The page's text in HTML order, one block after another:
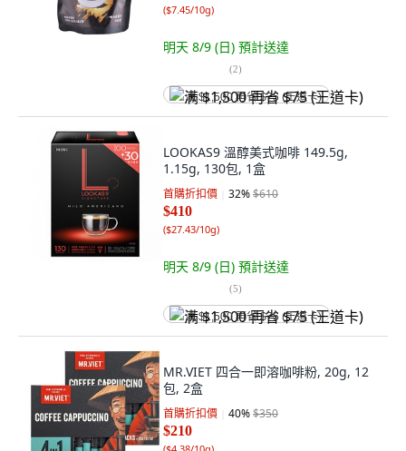
($7.45/10g)
明天 8/9 (日) 預計送達
(2)
满 $1,500 再省 $75 (王道卡)
LOOKAS9 溫醇美式咖啡 149.5g,
1.15g, 130包, 1盒
首購折扣價 32%$610
$410
($27.43/10g)
明天 8/9 (日) 預計送達
(5)
满 $1,500 再省 $75 (王道卡)
MR.VIET 四合一即溶咖啡粉, 20g, 12
包, 2盒
首購折扣價 40%$350
$210